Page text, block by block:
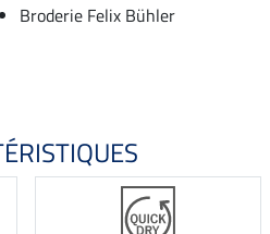
Broderie Felix Bühler